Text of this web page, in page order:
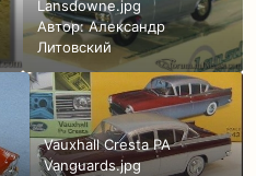
Lansdowne.jpg
Автор:Александр
Литовский
Vauxhall Cresta PA
Vanguards.jpg